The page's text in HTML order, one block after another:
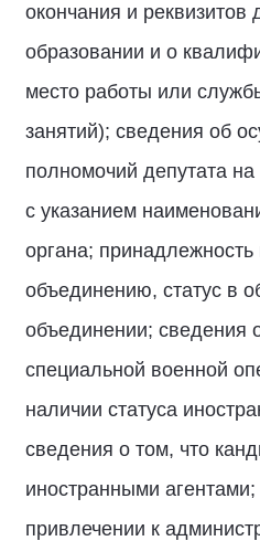
окончания и реквизитов
образовании и о
место работы или
занятий); сведения об
полномочий депутата
с указанием
органа;
объединению, статус в
объединении; сведения
специальной военной
наличии статуса
сведения о том, что
иностранными
привлечении к